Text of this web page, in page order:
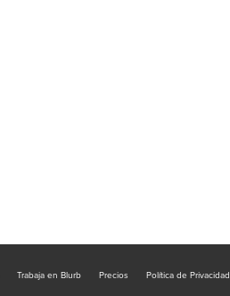
Trabaja en Blurb Precios Política de Privacidad